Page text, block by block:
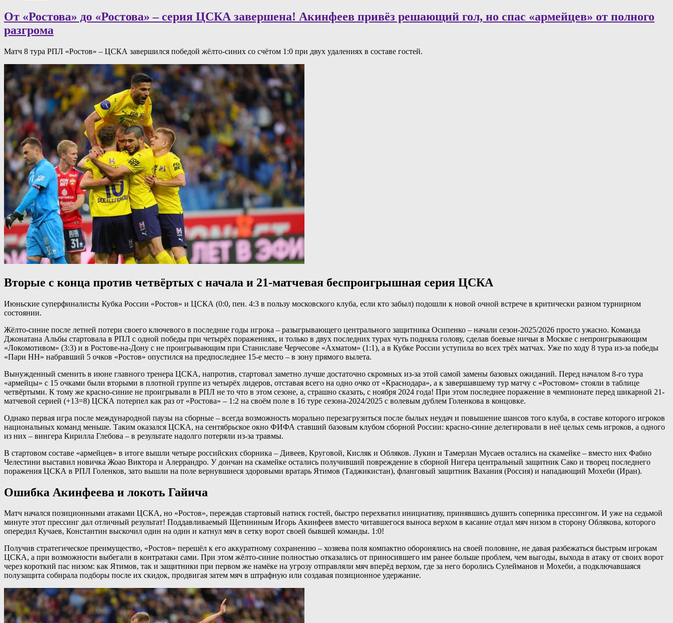
От «Ростова» до «Ростова» – серия ЦСКА завершена! Акинфеев привёз решающий гол, но спас «армейцев» от полного
разгрома
Матч 8 тура РПЛ «Ростов» – ЦСКА завершился победой жёлто-синих со счётом 1:0 при двух удалениях в составе гостей.
Вторые с конца против четвёртых с начала и 21-матчевая беспроигрышная серия ЦСКА
Июньские суперфиналисты Кубка России «Ростов» и ЦСКА (0:0, пен. 4:3 в пользу московского клуба, если кто забыл) подошли к новой очной встрече в критически разном турнирном
состоянии.
Жёлто-синие после летней потери своего ключевого в последние годы игрока – разыгрывающего центрального защитника Осипенко – начали сезон-2025/2026 просто ужасно. Команда
Джонатана Альбы стартовала в РПЛ с одной победы при четырёх поражениях, и только в двух последних турах чуть подняла голову, сделав боевые ничьи в Москве с непроигрывающим
«Локомотивом» (3:3) и в Ростове-на-Дону с не проигрывающим при Станиславе Черчесове «Ахматом» (1:1), а в Кубке России уступила во всех трёх матчах. Уже по ходу 8 тура из-за победы
«Пари НН» набравший 5 очков «Ростов» опустился на предпоследнее 15-е место – в зону прямого вылета.
Вынужденный сменить в июне главного тренера ЦСКА, напротив, стартовал заметно лучше достаточно скромных из-за этой самой замены базовых ожиданий. Перед началом 8-го тура
«армейцы» с 15 очками были вторыми в плотной группе из четырёх лидеров, отставая всего на одно очко от «Краснодара», а к завершавшему тур матчу с «Ростовом» стояли в таблице
четвёртыми. К тому же красно-синие не проигрывали в РПЛ не то что в этом сезоне, а, страшно сказать, с ноября 2024 года! При этом последнее поражение в чемпионате перед шикарной 21-
матчевой серией (+13=8) ЦСКА потерпел как раз от «Ростова» – 1:2 на своём поле в 16 туре сезона-2024/2025 с волевым дублем Голенкова в концовке.
Однако первая игра после международной паузы на сборные – всегда возможность морально перезагрузиться после былых неудач и повышение шансов того клуба, в составе которого игроков
национальных команд меньше. Таким оказался ЦСКА, на сентябрьское окно ФИФА ставший базовым клубом сборной России: красно-синие делегировали в неё целых семь игроков, а одного
из них – вингера Кирилла Глебова – в результате надолго потеряли из-за травмы.
В стартовом составе «армейцев» в итоге вышли четыре российских сборника – Дивеев, Круговой, Кисляк и Обляков. Лукин и Тамерлан Мусаев остались на скамейке – вместо них Фабио
Челестини выставил новичка Жоао Виктора и Алеррандро. У дончан на скамейке остались получивший повреждение в сборной Нигера центральный защитник Сако и творец последнего
поражения ЦСКА в РПЛ Голенков, зато вышли на поле вернувшиеся здоровыми вратарь Ятимов (Таджикистан), фланговый защитник Вахания (Россия) и нападающий Мохеби (Иран).
Ошибка Акинфеева и локоть Гайича
Матч начался позиционными атаками ЦСКА, но «Ростов», переждав стартовый натиск гостей, быстро перехватил инициативу, принявшись душить соперника прессингом. И уже на седьмой
минуте этот прессинг дал отличный результат! Поддавливаемый Щетининым Игорь Акинфеев вместо читавшегося выноса верхом в касание отдал мяч низом в сторону Облякова, которого
опередил Кучаев, Константин выскочил один на один и катнул мяч в сетку ворот своей бывшей команды. 1:0!
Получив стратегическое преимущество, «Ростов» перешёл к его аккуратному сохранению – хозяева поля компактно оборонялись на своей половине, не давая разбежаться быстрым игрокам
ЦСКА, а при возможности выбегали в контратаки сами. При этом жёлто-синие полностью отказались от приносившего им ранее больше проблем, чем выгоды, выхода в атаку от своих ворот
через короткий пас низом: как Ятимов, так и защитники при первом же намёке на угрозу отправляли мяч вперёд верхом, где за него боролись Сулейманов и Мохеби, а подключавшаяся
полузащита собирала подборы после их скидок, продвигая затем мяч в штрафную или создавая позиционное удержание.